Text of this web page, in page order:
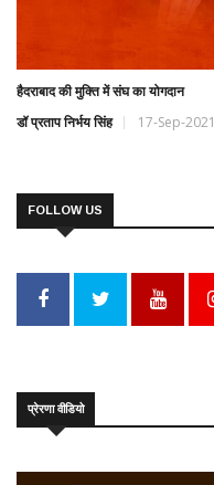
हैदराबाद की मुक्ति में संघ का योगदान
डॉ प्रताप निर्भय सिंह 17-Sep-2021
FOLLOW US
प्रेरणा वीडियो